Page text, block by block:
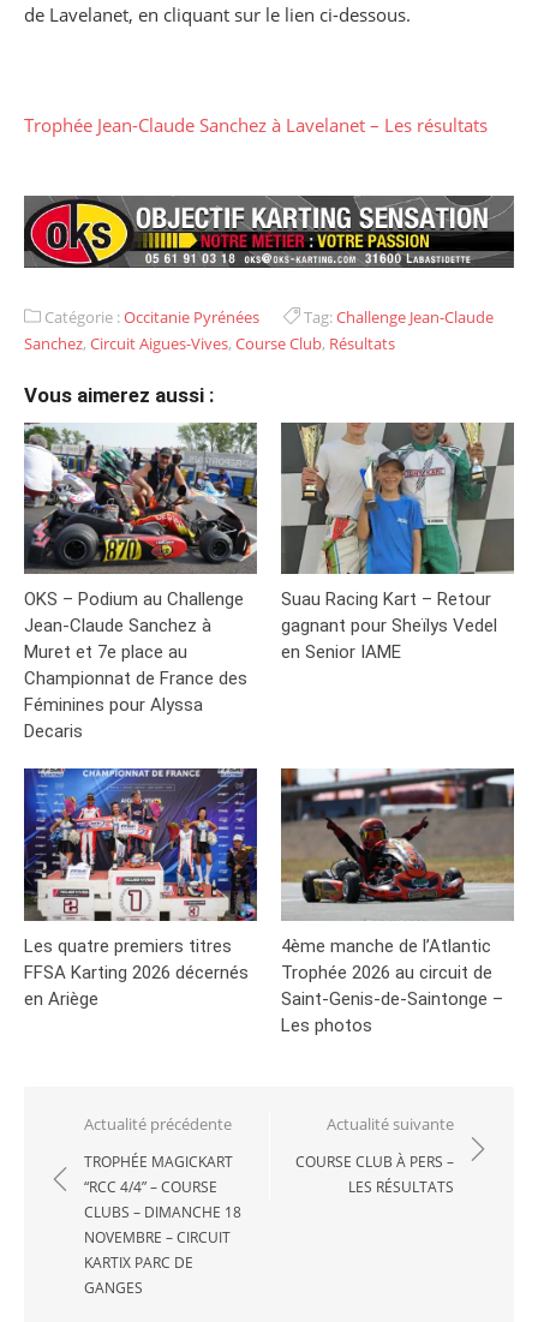
de Lavelanet, en cliquant sur le lien ci-dessous.
Trophée Jean-Claude Sanchez à Lavelanet – Les résultats
Catégorie :Occitanie Pyrénées Tag:Challenge Jean-Claude
Sanchez, Circuit Aigues-Vives, Course Club, Résultats
Vous aimerez aussi :
OKS – Podium au Challenge
Jean-Claude Sanchez à
Muret et 7e place au
Championnat de France des
Féminines pour Alyssa
Decaris
Suau Racing Kart – Retour
gagnant pour Sheïlys Vedel
en Senior IAME
Les quatre premiers titres
FFSA Karting 2026 décernés
en Ariège
4ème manche de l’Atlantic
Trophée 2026 au circuit de
Saint-Genis-de-Saintonge –
Les photos
Navigation
de
l’article
Actualité précédente
TROPHÉE MAGICKART
“RCC 4/4” – COURSE
CLUBS – DIMANCHE 18
NOVEMBRE – CIRCUIT
KARTIX PARC DE
GANGES
Actualité suivante
COURSE CLUB À PERS –
LES RÉSULTATS